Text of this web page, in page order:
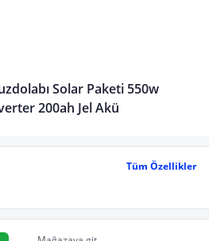
Solar Paketi 550w
200ah Jel Akü
Tüm Özellikler